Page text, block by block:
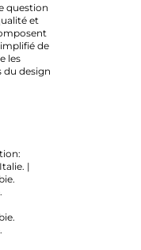
question
et
de
les
du design
|